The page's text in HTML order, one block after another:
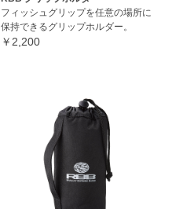
フィッシュグリップを任意の場所に
保持できるグリップホルダー。
￥2,200